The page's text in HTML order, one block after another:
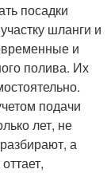
посадки
шланги и
и
полива. Их
подачи
лет, не
а